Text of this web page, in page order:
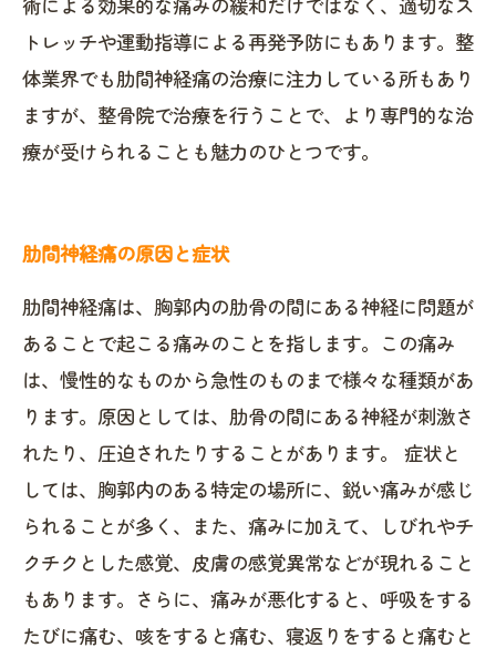
トレッチや運動指導による再発予防にもあります。整
体業界でも肋間神経痛の治療に注力している所もあり
ますが、整骨院で治療を行うことで、より専門的な治
療が受けられることも魅力のひとつです。
肋間神経痛の原因と症状
肋間神経痛は、胸郭内の肋骨の間にある神経に問題が
あることで起こる痛みのことを指します。この痛み
は、慢性的なものから急性のものまで様々な種類があ
ります。原因としては、肋骨の間にある神経が刺激さ
れたり、圧迫されたりすることがあります。 症状と
しては、胸郭内のある特定の場所に、鋭い痛みが感じ
られることが多く、また、痛みに加えて、しびれやチ
クチクとした感覚、皮膚の感覚異常などが現れること
もあります。さらに、痛みが悪化すると、呼吸をする
たびに痛む、咳をすると痛む、寝返りをすると痛むと